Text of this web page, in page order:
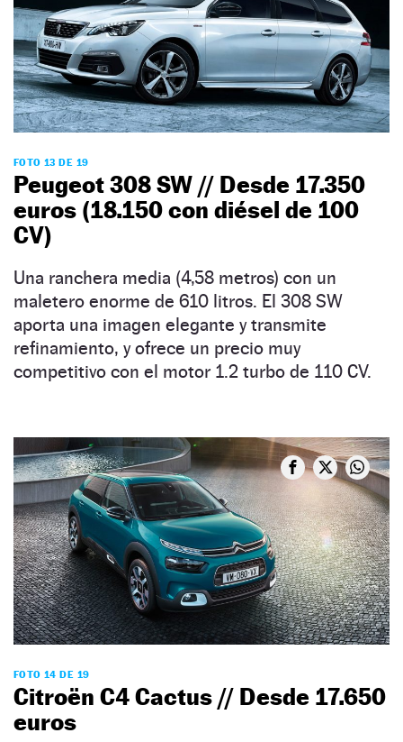
FOTO 13 DE 19
Peugeot 308 SW // Desde 17.350
euros (18.150 con diésel de 100
CV)
Una ranchera media (4,58 metros) con un
maletero enorme de 610 litros. El 308 SW
aporta una imagen elegante y transmite
refinamiento, y ofrece un precio muy
competitivo con el motor 1.2 turbo de 110 CV.
FOTO 14 DE 19
Citroën C4 Cactus // Desde 17.650
euros